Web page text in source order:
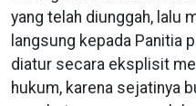
yang telah diunggah, lalu
langsung kepada Panitia
diatur secara eksplisit
hukum, karena sejatinya